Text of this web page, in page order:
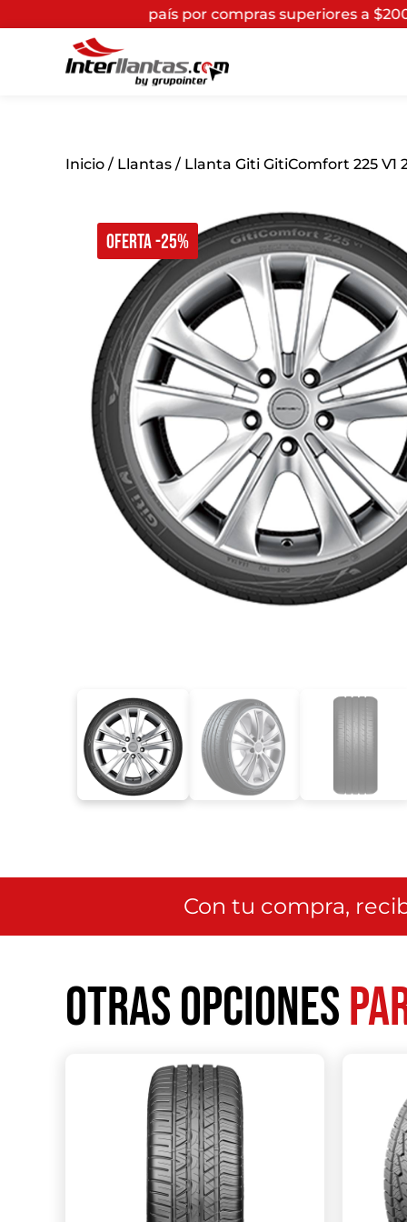
país por compras superiores a $200.000*(Aplican
OFERTA -25%
Inicio / Llantas / Llanta Giti GitiComfort 225 V1
Con tu compra,
Otras opciones